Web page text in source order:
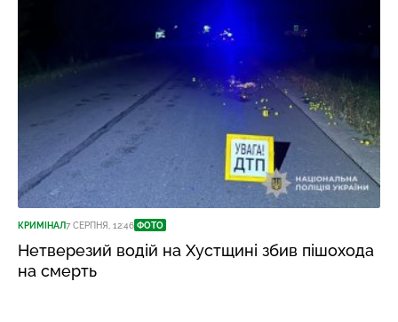
КРИМІНАЛ7 СЕРПНЯ, 12:46 ФОТО
Нетверезий водій на Хустщині збив пішохода
на смерть